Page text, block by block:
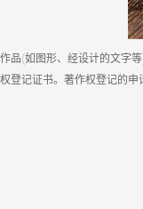
品(如图形、经设计的文字
登记证书。著作权登记的